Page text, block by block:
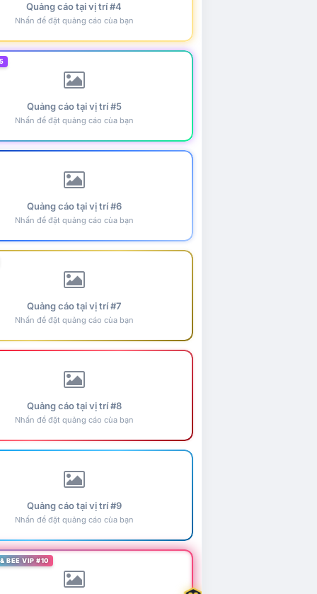
Quảng cáo tại vị trí #4
Nhấn để đặt quảng cáo của bạn
Quảng cáo tại vị trí #5
Nhấn để đặt quảng cáo của bạn
Quảng cáo tại vị trí #6
Nhấn để đặt quảng cáo của bạn
Quảng cáo tại vị trí #7
Nhấn để đặt quảng cáo của bạn
Quảng cáo tại vị trí #8
Nhấn để đặt quảng cáo của bạn
Quảng cáo tại vị trí #9
Nhấn để đặt quảng cáo của bạn
BEE VIP #10